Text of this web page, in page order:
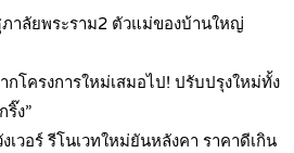
าลัยพระราม2 ตัวแม่ของบ้านใหญ่
โครงการใหม่เสมอไป! ปรับปรุงใหม่ทั้ง
ง”
เวอร์ รีโนเวทใหม่ยันหลังคา ราคาดีเกิน